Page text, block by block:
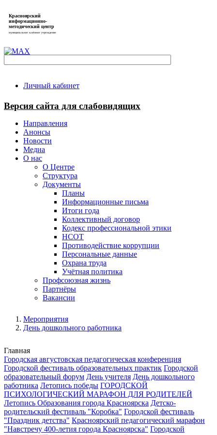
Красноярский
информационно-
методический центр
муниципальное казённое учреждение
Личный кабинет
Версия сайта для слабовидящих
Направления
Анонсы
Новости
Медиа
О нас
О Центре
Структура
Документы
Планы
Информационные письма
Итоги года
Коллективный договор
Кодекс профессиональной этики
НСОТ
Противодействие коррупции
Персональные данные
Охрана труда
Учётная политика
Профсоюзная жизнь
Партнёры
Вакансии
Мероприятия
День дошкольного работника
Главная
Городская августовская педагогическая конференция
Городской фестиваль образовательных практик Городской
образовательный форум День учителя День дошкольного
работника Летопись победы ГОРОДСКОЙ
ПСИХОЛОГИЧЕСКИЙ МАРАФОН ДЛЯ РОДИТЕЛЕЙ
Летопись Образования города Красноярска Детско-
родительский фестиваль "Коробка" Городской фестиваль
"Праздник детства" Красноярский педагогический марафон
"Навстречу 400-летия города Красноярска" Городской